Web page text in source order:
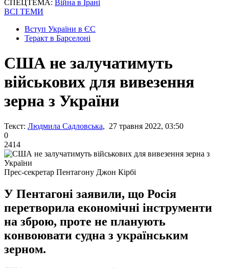
СПЕЦТЕМА: Війна в Ірані
ВСІ ТЕМИ
Вступ України в ЄС
Теракт в Барселоні
США не залучатимуть
військових для вивезення
зерна з України
Текст: Людмила Садловська, 27 травня 2022, 03:50
0
2414
Прес-секретар Пентагону Джон Кірбі
У Пентагоні заявили, що Росія
перетворила економічні інструменти
на зброю, проте не планують
конвоювати судна з українським
зерном.